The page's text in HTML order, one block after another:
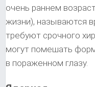
очень раннем
жизни), называются
требуют срочного
могут помешать
в пораженном глазу.